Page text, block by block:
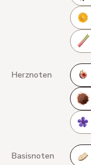
Herznoten
Basisnoten